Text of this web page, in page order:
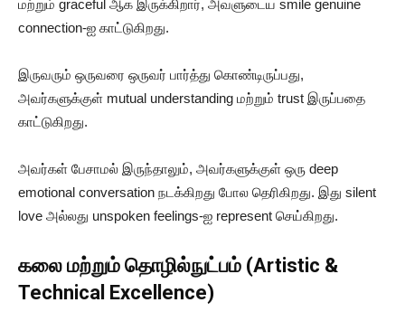
மற்றும் graceful ஆக இருக்கிறார், அவளுடைய smile genuine
connection-ஐ காட்டுகிறது.
இருவரும் ஒருவரை ஒருவர் பார்த்து கொண்டிருப்பது,
அவர்களுக்குள் mutual understanding மற்றும் trust இருப்பதை
காட்டுகிறது.
அவர்கள் பேசாமல் இருந்தாலும், அவர்களுக்குள் ஒரு deep
emotional conversation நடக்கிறது போல தெரிகிறது. இது silent
love அல்லது unspoken feelings-ஐ represent செய்கிறது.
கலை மற்றும் தொழில்நுட்பம் (Artistic &
Technical Excellence)